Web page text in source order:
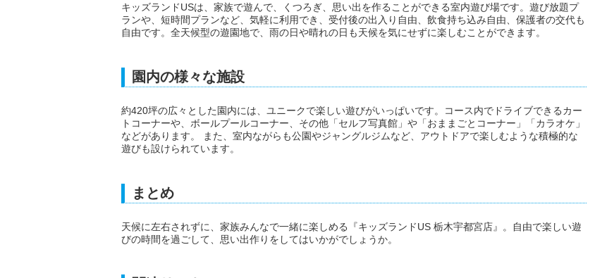
キッズランドUSは、家族で遊んで、くつろぎ、思い出を作ることができる室内遊び場です。遊び放題プ
ランや、短時間プランなど、気軽に利用でき、受付後の出入り自由、飲食持ち込み自由、保護者の交代も
自由です。全天候型の遊園地で、雨の日や晴れの日も天候を気にせずに楽しむことができます。
園内の様々な施設
約420坪の広々とした園内には、ユニークで楽しい遊びがいっぱいです。コース内でドライブできるカー
トコーナーや、ボールプールコーナー、その他「セルフ写真館」や「おままごとコーナー」「カラオケ」
などがあります。 また、室内ながらも公園やジャングルジムなど、アウトドアで楽しむような積極的な
遊びも設けられています。
まとめ
天候に左右されずに、家族みんなで一緒に楽しめる『キッズランドUS 栃木宇都宮店』。自由で楽しい遊
びの時間を過ごして、思い出作りをしてはいかがでしょうか。